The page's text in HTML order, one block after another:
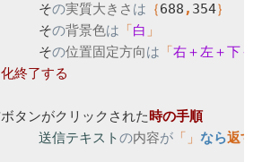
		そ
の実質大きさ は ｛688 , 354
		そ
の背景色は 「白
		そ
の位置固定方向は 「右＋左＋下＋上
ボタンがクリックされた
送信テキストの内容が 「 」 なら返す